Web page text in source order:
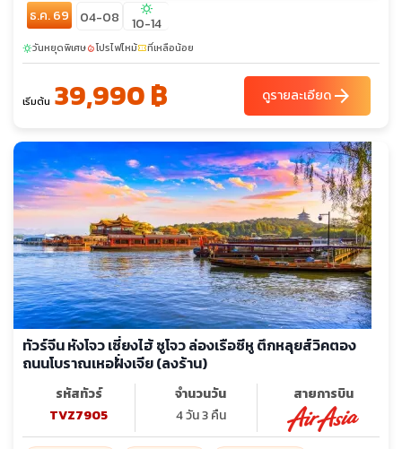
ธ.ค. 69 04-08 sunny
10-14
sunnyวันหยุดพิเศษlocal_fire_departmentโปรไฟไหม้confirmation_numberที่เหลือน้อย
เริ่มต้น 39,990 ฿ ดูรายละเอียดarrow_forward
ทัวร์จีน หังโจว เซี่ยงไฮ้ ซูโจว ล่องเรือซีหู ตึกหลุยส์วิคตอง
ถนนโบราณเหอฝั่งเจีย (ลงร้าน)
รหัสทัวร์
TVZ7905
จำนวนวัน
4 วัน 3 คืน
สายการบิน